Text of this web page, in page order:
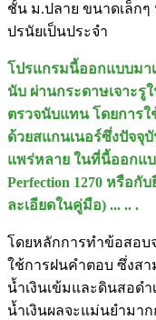
ชั้น ม.ปลาย ขนาดเล็ก
ปรนัยเป็นประจำ
โปรแกรมนี้ออกแบบมา
นับ ผ่านกระดาษเจาะรู
ตรวจนับแทน โดยการ
ด้วยสแกนเนอร์ซึ่งปัจจุ
แพร่หลาย ในที่นี้ออกแบ
Perfection 1270 หรือ
ละเอียดในคู่มือ) ... .. .
โดยหลักการทำข้อสอบ
ใช้การฝนคำตอบ ซึ่งส
น้ำเงินเข้มและดินสอด
น้ำเงินผลจะแม่นยำมาก